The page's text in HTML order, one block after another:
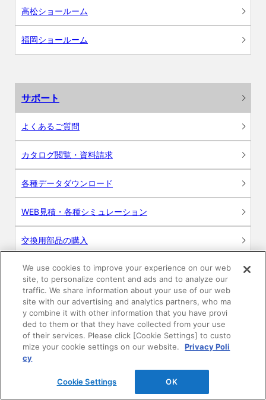
高松ショールーム
福岡ショールーム
サポート
よくあるご質問
カタログ閲覧・資料請求
各種データダウンロード
WEB見積・各種シミュレーション
交換用部品の購入
修理・点検
お問い合わせ
ログイン
建築・設計関係者様向けサイト
ユーザー登録サービス
We use cookies to improve your experience on our web
site, to personalize content and ads and to analyze our
traffic. We share information about your use of our web
site with our advertising and analytics partners, who ma
y combine it with other information that you have provi
ded to them or that they have collected from your use
of their services. Please click [Cookie Settings] to custo
mize your cookie settings on our website.
Privacy Poli
cy
Cookie Settings OK